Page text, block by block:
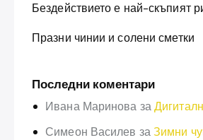
Бездействието е най-скъпият
Празни чинии и солени сметки
Последни коментари
Ивана Маринова за
Симеон Василев за Зимни